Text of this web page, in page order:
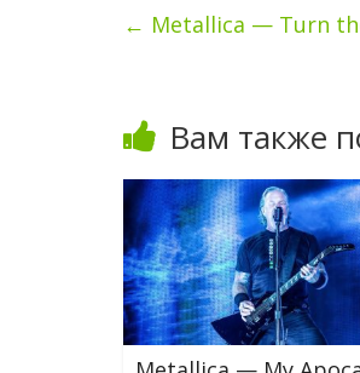
← Metallica — Turn
Вам также